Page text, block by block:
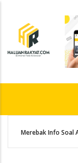
content
Merebak Info Soal